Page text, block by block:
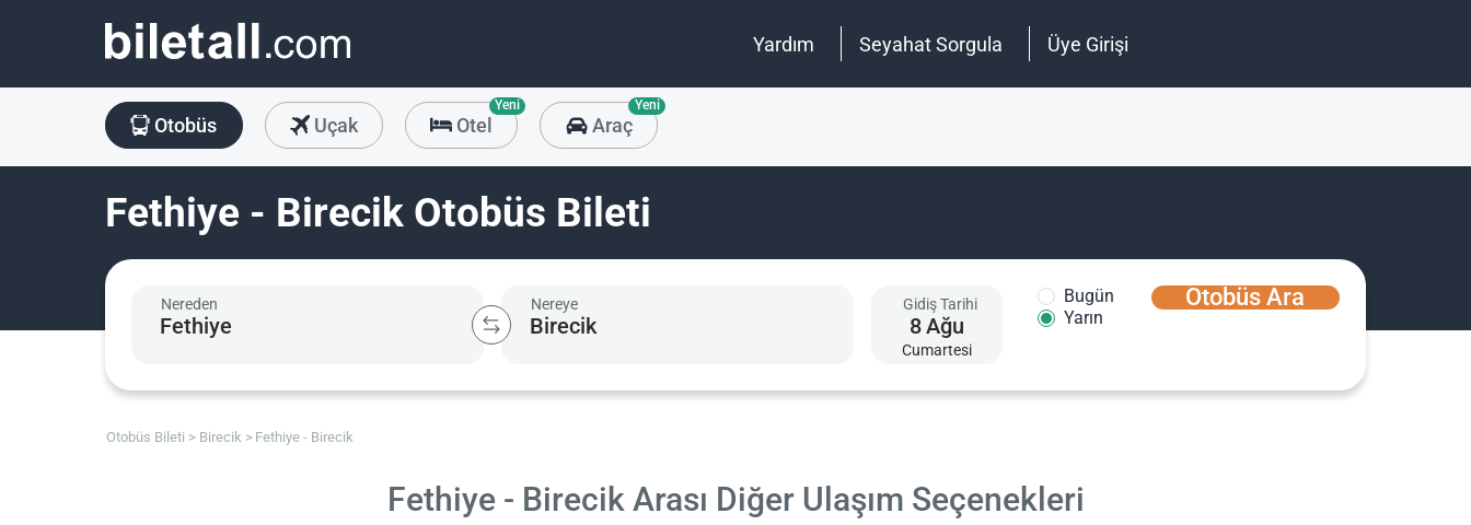
Yardım Seyahat Sorgula Üye Girişi
Otobüs Uçak Otel
Yeni
Araç
Yeni
Fethiye - Birecik Otobüs Bileti
Nereden Nereye Gidiş Tarihi
8Ağu
Cumartesi
Bugün
Yarın
Otobüs Ara
Otobüs Bileti Birecik Fethiye - Birecik
Fethiye - Birecik Arası Diğer Ulaşım Seçenekleri